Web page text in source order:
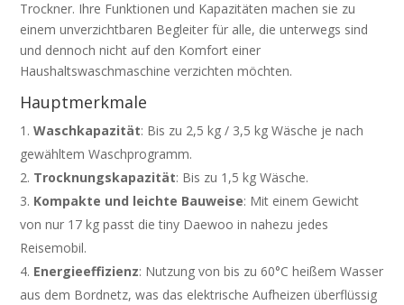
Trockner. Ihre Funktionen und Kapazitäten machen sie zu
einem unverzichtbaren Begleiter für alle, die unterwegs sind
und dennoch nicht auf den Komfort einer
Haushaltswaschmaschine verzichten möchten.
Hauptmerkmale
Waschkapazität: Bis zu 2,5 kg / 3,5 kg Wäsche je nach
gewähltem Waschprogramm.
Trocknungskapazität: Bis zu 1,5 kg Wäsche.
Kompakte und leichte Bauweise: Mit einem Gewicht
von nur 17 kg passt die tiny Daewoo in nahezu jedes
Reisemobil.
Energieeffizienz: Nutzung von bis zu 60°C heißem Wasser
aus dem Bordnetz, was das elektrische Aufheizen überflüssig